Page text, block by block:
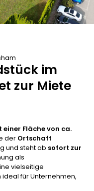
im
zur Miete
einer Fläche von ca.
der Ortschaft
und steht ab sofort zur
als
vielseitige
für Unternehmen,